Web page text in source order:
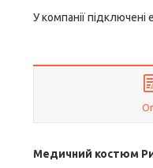
У компанії
Медичний костюм